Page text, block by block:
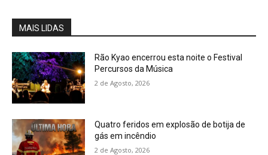
MAIS LIDAS
Rão Kyao encerrou esta noite o Festival
Percursos da Música
2 de Agosto, 2026
Quatro feridos em explosão de botija de
gás em incêndio
2 de Agosto, 2026